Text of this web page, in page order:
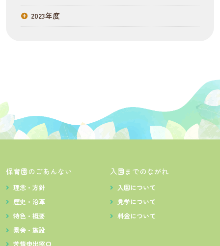
2023年度
保育園のごあんない
理念・方針
歴史・沿革
特色・概要
園舎・施設
苦情申出窓口
入園までのながれ
入園について
見学について
料金について